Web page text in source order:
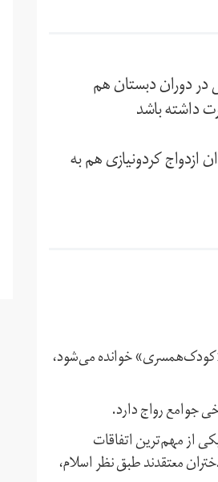
در دوران دبستان هم
داشته باشد
ازدواج کرد‌ونیازی هم به
«کودک‌همسری» خوانده می‌شود،
جوامع رواج دارد.
از مهم‌ترین اتفاقات
معتقدند طبق نظر اسلام،